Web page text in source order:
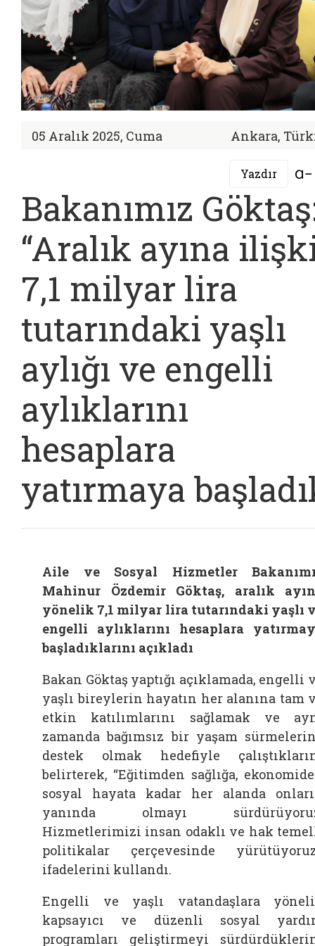
05 Aralık 2025, Cuma Ankara,
Yazdır
Bakanımız
“Aralık ayına
7,1 milyar lira
tutarındaki yaşlı
aylığı ve engelli
aylıklarını
hesaplara
yatırmaya
Aile ve Sosyal Hizmetler
Mahinur Özdemir Göktaş, aralık
yönelik 7,1 milyar lira tutarındaki yaşlı
engelli aylıklarını hesaplara
başladıklarını açıkladı
Bakan Göktaş yaptığı açıklamada, engelli
yaşlı bireylerin hayatın her alanına tam
etkin katılımlarını sağlamak ve
zamanda bağımsız bir yaşam
destek olmak hedefiyle
belirterek, “Eğitimden sağlığa,
sosyal hayata kadar her alanda
yanında olmayı
Hizmetlerimizi insan odaklı ve hak
politikalar çerçevesinde
ifadelerini kullandı.
Engelli ve yaşlı vatandaşlara
kapsayıcı ve düzenli sosyal
programları geliştirmeyi